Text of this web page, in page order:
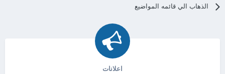
الذهاب الي قائمه المواضيع
اعلانات